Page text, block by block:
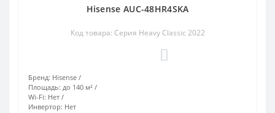
Hisense AUC-48HR4SKA
Код товара: Серия Heavy Classic 2022
Бренд: Hisense
Площадь: до 140 м²
Wi-Fi: Нет
Инвертор: Нет